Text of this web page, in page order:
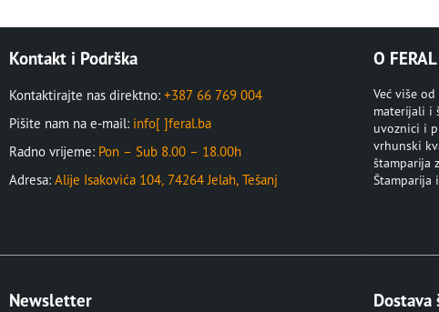
Kontakt i Podrška
Kontaktirajte nas direktno: +387 66 769 004
Pišite nam na e-mail: info[ ]feral.ba
Radno vrijeme: Pon – Sub 8.00 – 18.00h
Adresa: Alije Isakovića 104, 74264 Jelah, Tešanj
O
Već više
materijali i
uvoznici i
vrhunski
štamparija
Štamparija
Newsletter Dostava